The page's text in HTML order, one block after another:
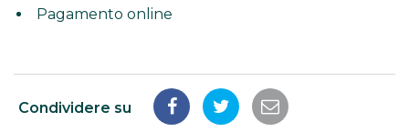
Pagamento online
Condividere su
CondividiCondividiCondividi